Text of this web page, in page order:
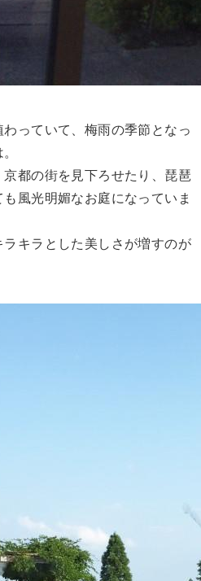
っていて、梅雨の季節となっ
都の街を見下ろせたり、琵琶
風光明媚なお庭になっていま
キラとした美しさが増すのが